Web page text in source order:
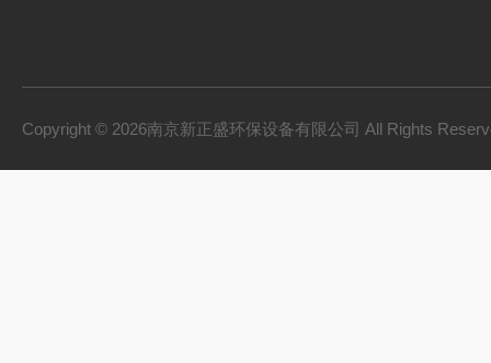
Copyright © 2026南京新正盛环保设备有限公司 All Rights